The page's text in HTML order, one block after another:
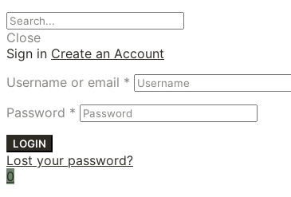
Close
Sign in Create an Account
Username or email *
Password *
LOGIN
Lost your password?
0